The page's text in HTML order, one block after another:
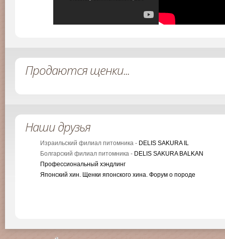
Продаются щенки...
Наши друзья
Израильский филиал питомника - DELIS SAKURA IL
Болгарский филиал питомника - DELIS SAKURA BALKAN
Профессиональный хэндлинг
Японский хин. Щенки японского хина. Форум о породе